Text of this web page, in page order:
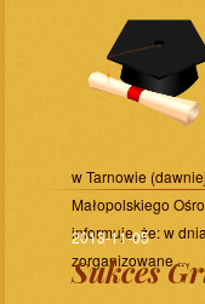
w Tarnowie
Małopolskiego
informuje, że: w
zorganizowane...
2013-11-05
Sukces